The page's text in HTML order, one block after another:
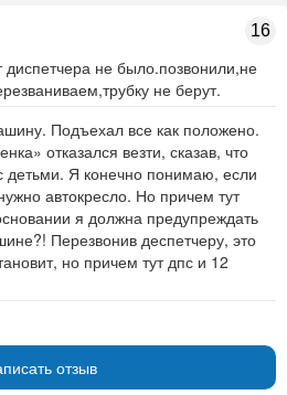
16
диспетчера не было.позвонили,не
не берут.
Подъехал все как положено.
отказался везти, сказав, что
детьми. Я конечно понимаю, если
автокресло. Но причем тут
я должна предупреждать
Перезвонив деспетчеру, это
но причем тут дпс и 12
отзыв